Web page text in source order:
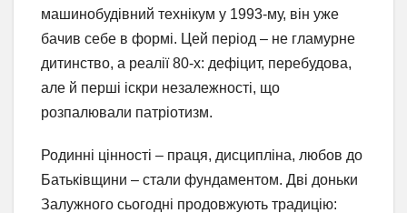
машинобудівний технікум у 1993-му, він уже
бачив себе в формі. Цей період – не гламурне
дитинство, а реалії 80-х: дефіцит, перебудова,
але й перші іскри незалежності, що
розпалювали патріотизм.
Родинні цінності – праця, дисципліна, любов до
Батьківщини – стали фундаментом. Дві доньки
Залужного сьогодні продовжують традицію: